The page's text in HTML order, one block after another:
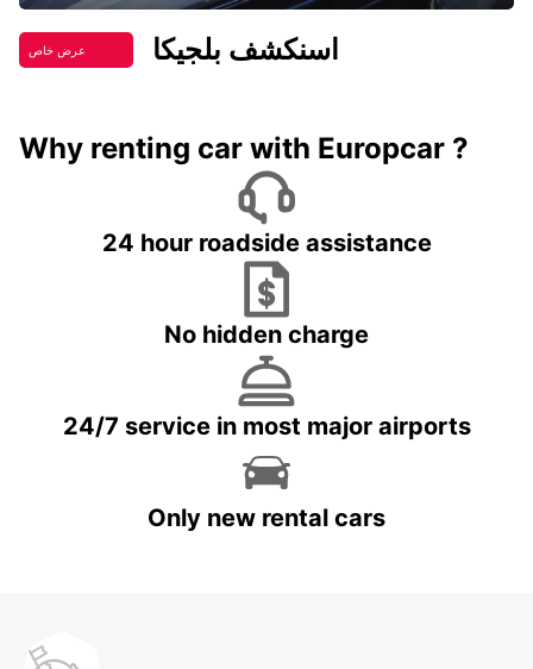
عرض خاص اسنكشف بلجيكا
Why renting car with Europcar ?
24 hour roadside assistance
No hidden charge
24/7 service in most major airports
Only new rental cars